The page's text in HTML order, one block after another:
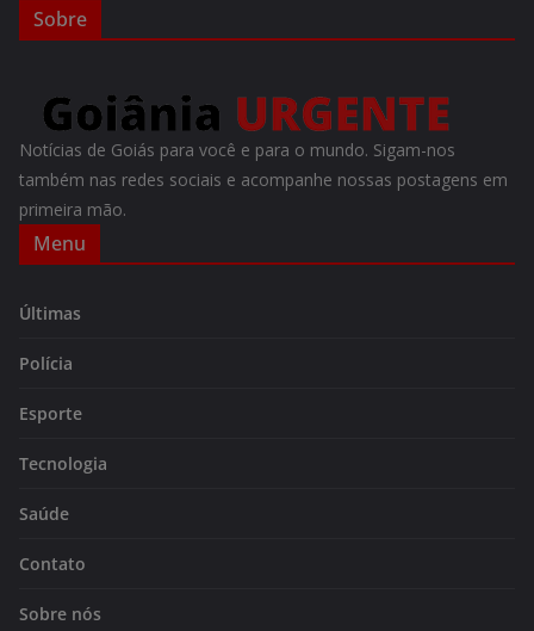
Sobre
Notícias de Goiás para você e para o mundo. Sigam-nos
também nas redes sociais e acompanhe nossas postagens em
primeira mão.
Menu
Últimas
Polícia
Esporte
Tecnologia
Saúde
Contato
Sobre nós